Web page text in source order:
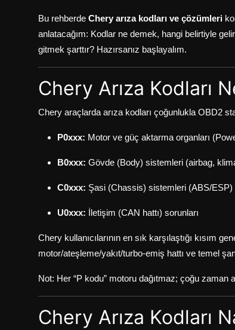
Bu rehberde Chery arıza kodları ve çözümleri
anlatacağım: Kodlar ne demek, hangi belirtiyle
gitmek şarttır? Hazırsanız başlayalım.
Chery Arıza Kodları
Chery araçlarda arıza kodları çoğunlukla OBD2
P0xxx: Motor ve güç aktarma organları
B0xxx: Gövde (Body) sistemleri (airbag,
C0xxx: Şasi (Chassis) sistemleri (ABS/ESP)
U0xxx: İletişim (CAN hattı) sorunları
Chery kullanıcılarının en sık karşılaştığı kısım
motor/ateşleme/yakıt/turbo-emiş hattı ve temel
Not: Her “P kodu” motoru dağıtmaz; çoğu zaman
Chery Arıza Kodları